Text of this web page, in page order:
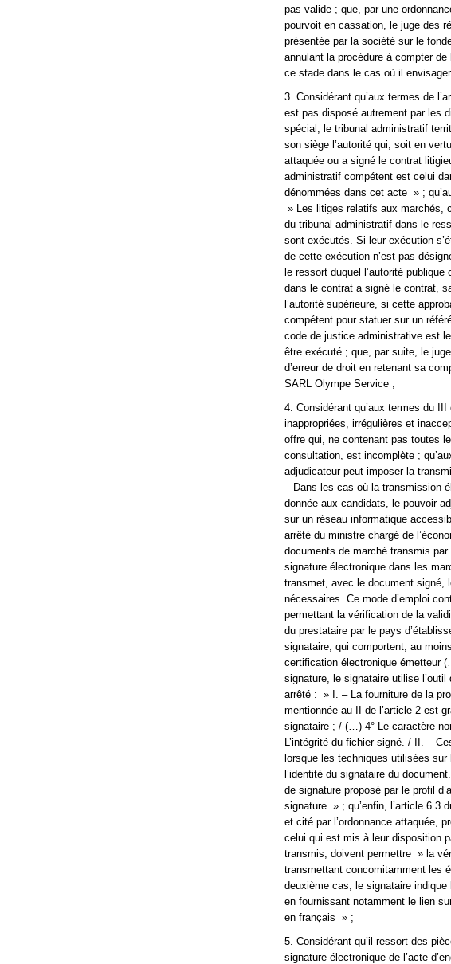
pas valide ; que, par une
pourvoit en cassation, le juge des
présentée par la société sur le
annulant la procédure à compter
ce stade dans le cas où il
3. Considérant qu’aux termes de
est pas disposé autrement par les
spécial, le tribunal administratif
son siège l’autorité qui, soit en
attaquée ou a signé le contrat
administratif compétent est celui
dénommées dans cet acte » ;
» Les litiges relatifs aux marchés,
du tribunal administratif dans le
sont exécutés. Si leur exécution
de cette exécution n’est pas
le ressort duquel l’autorité
dans le contrat a signé le contrat,
l’autorité supérieure, si cette
compétent pour statuer sur un
code de justice administrative est
être exécuté ; que, par suite, le
d’erreur de droit en retenant sa
SARL Olympe Service ;
4. Considérant qu’aux termes du
inappropriées, irrégulières et
offre qui, ne contenant pas toutes
consultation, est incomplète ;
adjudicateur peut imposer la
– Dans les cas où la transmission
donnée aux candidats, le pouvoir
sur un réseau informatique
arrêté du ministre chargé de
documents de marché transmis
signature électronique dans les
transmet, avec le document signé,
nécessaires. Ce mode d’emploi
permettant la vérification de la
du prestataire par le pays
signataire, qui comportent, au
certification électronique émetteur
signature, le signataire utilise
arrêté : » I. – La fourniture de la
mentionnée au II de l’article 2 est
signataire ; / (…) 4° Le caractère
L’intégrité du fichier signé. / II. –
lorsque les techniques utilisées
l’identité du signataire du
de signature proposé par le profil
signature » ; qu’enfin, l’article 6.3
et cité par l’ordonnance attaquée,
celui qui est mis à leur disposition
transmis, doivent permettre » la
transmettant concomitamment les
deuxième cas, le signataire
en fournissant notamment le lien
en français » ;
5. Considérant qu’il ressort des
signature électronique de l’acte